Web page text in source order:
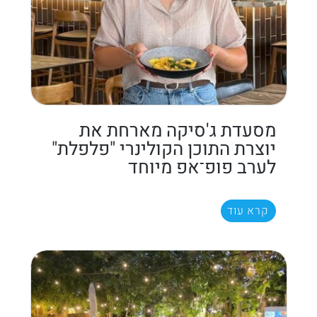
מסעדת ג'סיקה מארחת את
יוצרת התוכן הקולינרי "פלפלת"
לערב פופ־אפ מיוחד
קרא עוד